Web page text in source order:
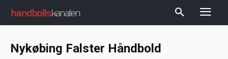
Nykøbing Falster Håndbold